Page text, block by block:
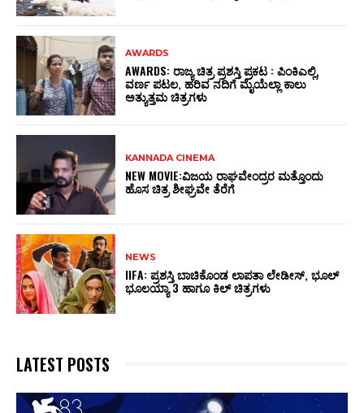
AWARDS
AWARDS: ರಾಜ್ಯ ಚಿತ್ರ ಪ್ರಶಸ್ತಿ ಪ್ರಕಟ : ಪಿಂಕಿಎಲ್ಲಿ,
ವರ್ಣ ಪಟಲ, ಹರಿವ ನದಿಗೆ ಮೈಯೆಲ್ಲಾ ಕಾಲು
ಅತ್ಯುತ್ತಮ ಚಿತ್ರಗಳು
KANNADA CINEMA
NEW MOVIE:ವಿಜಯ ರಾಘವೇಂದ್ರರ ಮತ್ತೊಂದು
ಹೊಸ ಚಿತ್ರ ಶೀಘ್ರವೇ ತೆರೆಗೆ
NEWS
IIFA: ಪ್ರಶಸ್ತಿ ಬಾಚಿಕೊಂಡ ಲಾಪತಾ ಲೇಡೀಸ್‌, ಭೂಲ್‌
ಭೂಲಯ್ಯಾ 3 ಹಾಗೂ ಕಿಲ್‌ ಚಿತ್ರಗಳು
LATEST POSTS